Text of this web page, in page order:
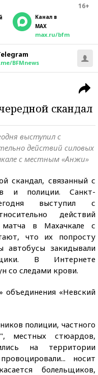
16+
Канал в
MAX
max.ru/bfm
BFMnews
скандал
выступил с
действий силовых
с местным «Анжи»
скандал, связанный с
и полиции. Санкт-
выступил с
действий
в Махачкале с
что их попросту
автобусы закидывали
В Интернете
со следами крови.
объединения «Невский
полиции, частного
местных стюардов,
на территории
носит
болельщиков,